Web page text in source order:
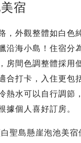
宿
，外觀整體如白色
沿海小島！住宿分
房間色調整體採用
合打卡，入住更包
熱水可以自行調節
據個人喜好訂房。
聖島懸崖泡池美宿